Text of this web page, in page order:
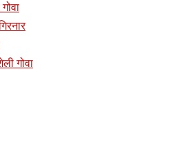
गोवा